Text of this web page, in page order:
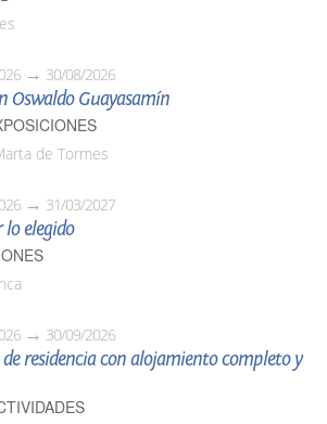
30/08/2026
Oswaldo Guayasamín
de Tormes
31/03/2027
elegido
30/09/2026
de residencia con alojamiento completo y